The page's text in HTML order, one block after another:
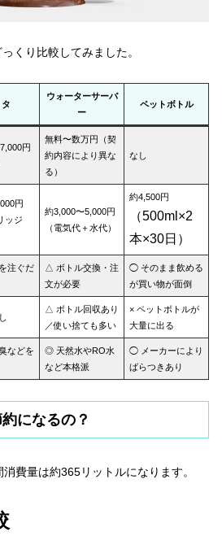
くり比較してみました。
タ
ウォーターサーバ
ー
ペットボトル
円
無料〜数万円（契
約内容により異な
る）
なし
円
ッジ
約3,000〜5,000円
（電気代＋水代）
約4,500円
（500ml×2
本×30日）
注ぐだ
△ ボトル交換・注
文が必要
◯ そのまま飲める
が買い物が面倒
△ ボトル回収あり
／使い捨ても多い
× ペットボトルが
大量に出る
などを
◎ 天然水やRO水
など本格派
◯ メーカーにより
ばらつきあり
になるの？
費量は約365リットルになります。